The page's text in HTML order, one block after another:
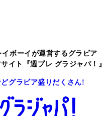
イボーイが運営するグラビア
イト『週プレ グラジャパ！』
グラビア盛りだくさん!